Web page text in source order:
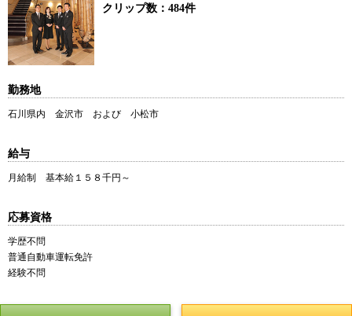
クリップ数：484件
勤務地
石川県内 金沢市 および 小松市
給与
月給制 基本給１５８千円～
応募資格
学歴不問
普通自動車運転免許
経験不問